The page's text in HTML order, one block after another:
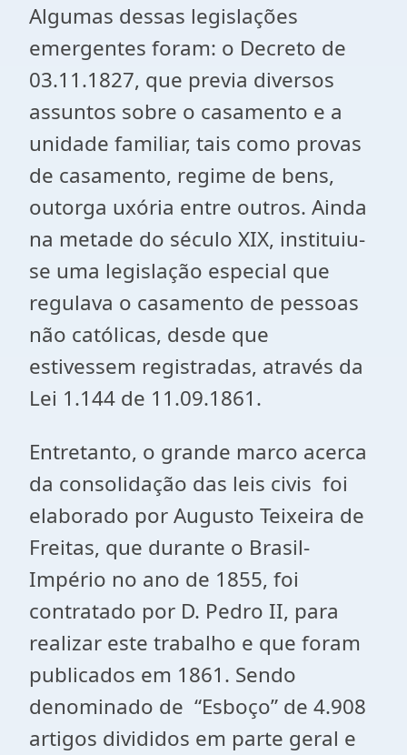
Algumas dessas legislações
emergentes foram: o Decreto de
03.11.1827, que previa diversos
assuntos sobre o casamento e a
unidade familiar, tais como provas
de casamento, regime de bens,
outorga uxória entre outros. Ainda
na metade do século XIX, instituiu-
se uma legislação especial que
regulava o casamento de pessoas
não católicas, desde que
estivessem registradas, através da
Lei 1.144 de 11.09.1861.
Entretanto, o grande marco acerca
da consolidação das leis civis foi
elaborado por Augusto Teixeira de
Freitas, que durante o Brasil-
Império no ano de 1855, foi
contratado por D. Pedro II, para
realizar este trabalho e que foram
publicados em 1861. Sendo
denominado de “Esboço” de 4.908
artigos divididos em parte geral e